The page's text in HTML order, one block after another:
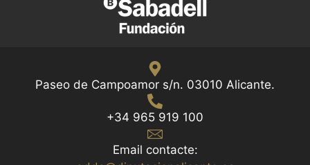
Paseo de Campoamor s/n. 03010 Alicante.
+34 965 919 100
Email contacte: